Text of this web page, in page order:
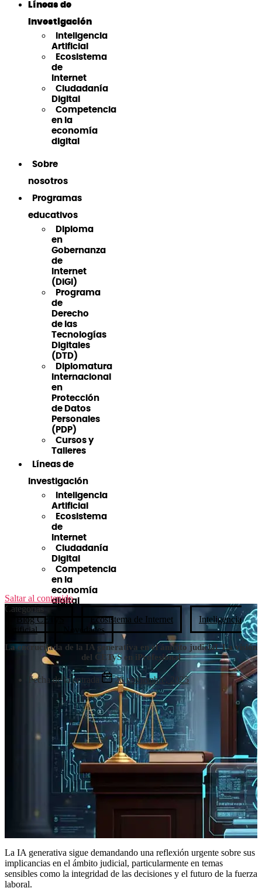
Líneas de
Investigación
Inteligencia
Artificial
Ecosistema
de
Internet
Ciudadanía
Digital
Competencia
en la
economía
digital
Sobre
nosotros
Programas
educativos
Diploma
en
Gobernanza
de
Internet
(DiGI)
Programa
de
Derecho
de las
Tecnologías
Digitales
(DTD)
Diplomatura
Internacional
en
Protección
de Datos
Personales
(PDP)
Cursos y
Talleres
Líneas de
Investigación
Inteligencia
Artificial
Ecosistema
de
Internet
Ciudadanía
Digital
Competencia
en la
economía
digital
Saltar al contenido
Categorías
Blog CETyS
Ecosistema de Internet
Inteligencia
Artificial
Novedades
La encrucijada de la IA generativa en el ámbito judicial. La visión
del CETyS en iProfesional
Fecha de la entrada 26 noviembre, 2025
La IA generativa sigue demandando una reflexión urgente sobre sus
implicancias en el ámbito judicial, particularmente en temas
sensibles como la integridad de las decisiones y el futuro de la fuerza
laboral.